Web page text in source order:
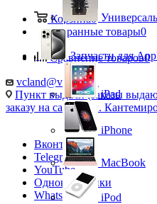
Корзина0
Избранные товары0
Сравнение товаров0
vcland@vcland.ru
Пункт выдачи (заказы
заказу на сайте), ул.
Вконтакте
Telegram
YouTube
Одноклассники
WhatsApp
Запчасти для
iPad
iPhone
MacBook
iPod